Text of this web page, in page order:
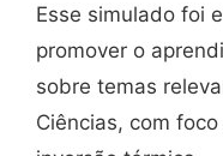
Esse simulado foi
promover o
sobre temas
Ciências, com